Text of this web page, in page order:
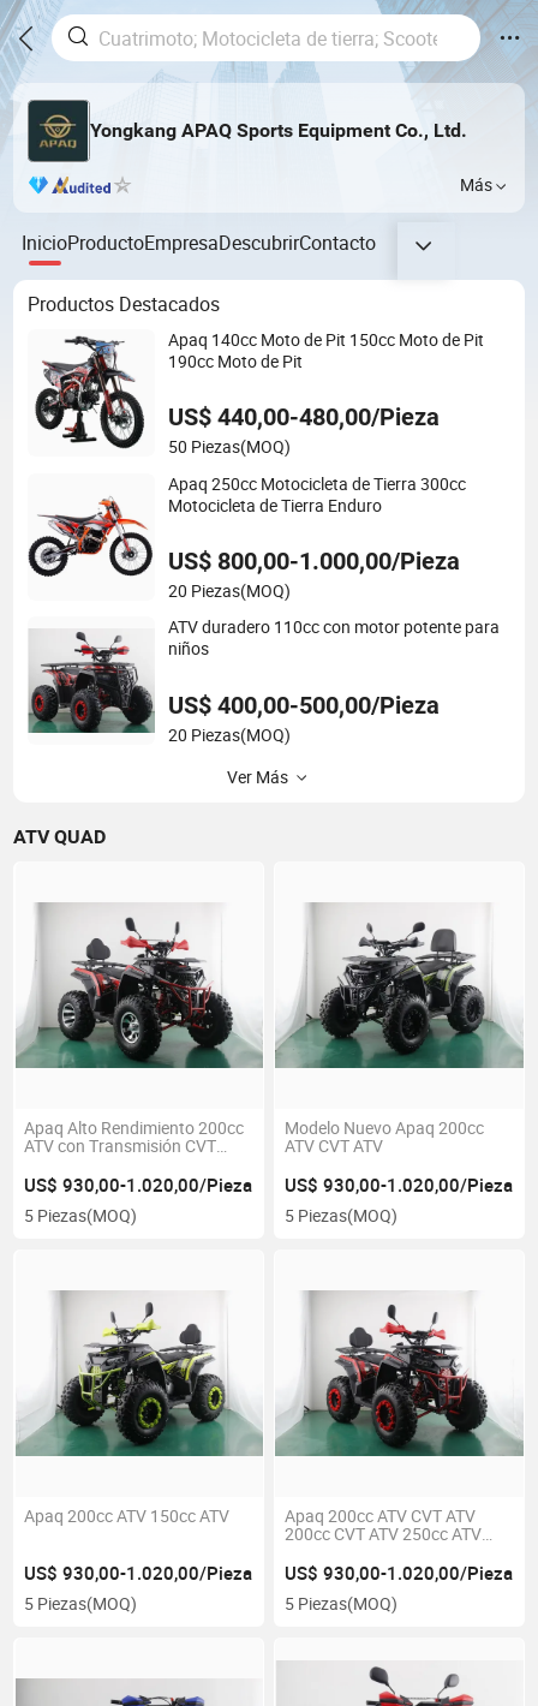
Yongkang APAQ Sports Equipment Co., Ltd.
Más
InicioProductoEmpresaDescubrirContacto
Productos Destacados
Apaq 140cc Moto de Pit 150cc Moto de Pit
190cc Moto de Pit
US$ 440,00-480,00/Pieza
50 Piezas(MOQ)
Apaq 250cc Motocicleta de Tierra 300cc
Motocicleta de Tierra Enduro
US$ 800,00-1.000,00/Pieza
20 Piezas(MOQ)
ATV duradero 110cc con motor potente para
niños
US$ 400,00-500,00/Pieza
20 Piezas(MOQ)
Ver Más
ATV QUAD
Apaq Alto Rendimiento 200cc
ATV con Transmisión CVT
US$ 930,00-1.020,00/Pieza
5 Piezas(MOQ)
Modelo Nuevo Apaq 200cc
ATV CVT ATV
US$ 930,00-1.020,00/Pieza
5 Piezas(MOQ)
Apaq 200cc ATV 150cc ATV
US$ 930,00-1.020,00/Pieza
5 Piezas(MOQ)
Apaq 200cc ATV CVT ATV
200cc CVT ATV 250cc ATV
US$ 930,00-1.020,00/Pieza
5 Piezas(MOQ)